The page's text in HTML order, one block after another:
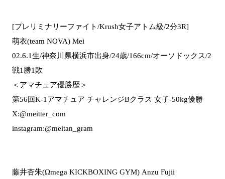
[プレリミナリーファイト/Krush女子アトム級/2分3R]
萌衣(team NOVA) Mei
02.6.1生/神奈川県横浜市出身/24歳/166cm/オーソドックス/2
戦1勝1敗
＜アマチュア優勝歴＞
第56回K-1アマチュア チャレンジBクラス 女子-50kg優勝
X:@meitter_com
instagram:@meitan_gram
藤井杏朱(Ωmega KICKBOXING GYM) Anzu Fujii